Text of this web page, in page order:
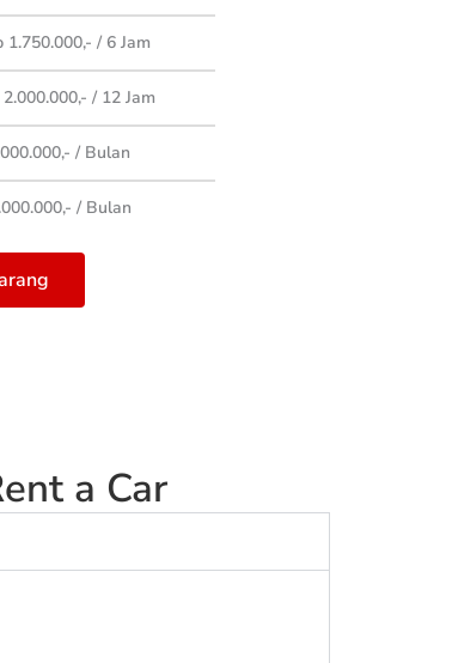
/ 6 Jam
/ 12 Jam
/ Bulan
/ Bulan
a Car